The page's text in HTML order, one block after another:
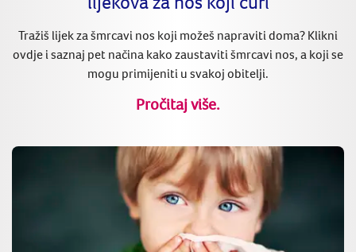
Tražiš lijek za šmrcavi nos koji možeš napraviti doma? Klikni
ovdje i saznaj pet načina kako zaustaviti šmrcavi nos, a koji se
mogu primijeniti u svakoj obitelji.
Pročitaj više.